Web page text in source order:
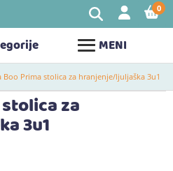
MENI
0
Boo Prima stolica za hranjenje/ljuljaška 3u1
za
3u1